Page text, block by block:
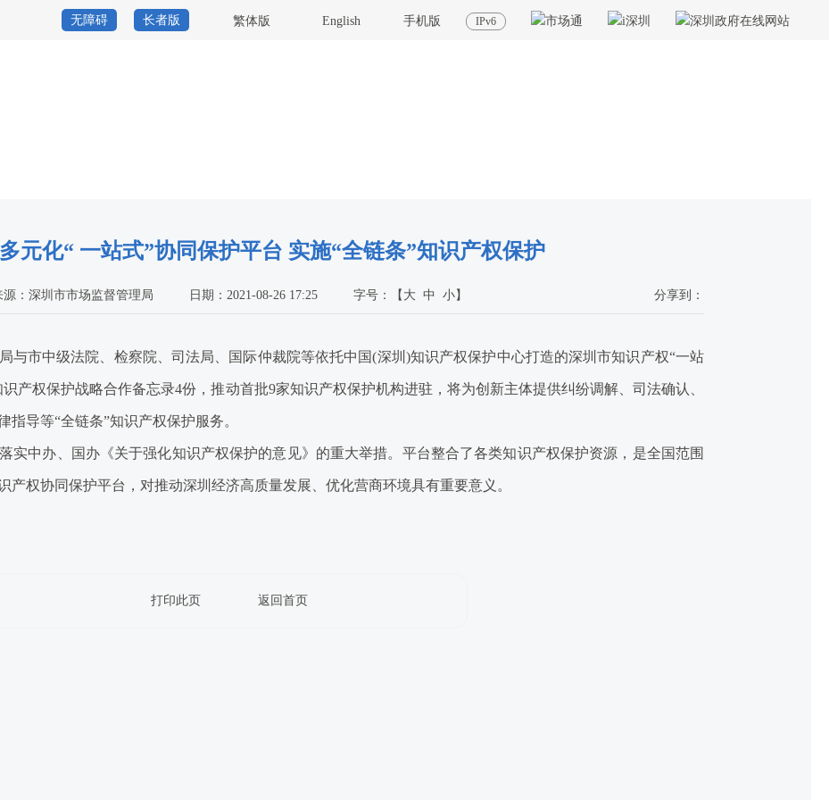
无障碍 长者版 繁体版 English 手机版 IPv6
元化“ 一站式”协同保护平台 实施“全链条”知识产权保护
： 深圳市市场监督管理局 日期：2021-08-26 17:25 字号： 【 大 中 小】 分享到：
市中级法院、检察院、司法局、国际仲裁院等依托中国(深圳)知识产权保护中心打造的深圳市知识产权“一站
产权保护战略合作备忘录4份，推动首批9家知识产权保护机构进驻，将为创新主体提供纠纷调解、司法确认、
导等“全链条”知识产权保护服务。
中办、国办《关于强化知识产权保护的意见》的重大举措。平台整合了各类知识产权保护资源，是全国范围
产权协同保护平台，对推动深圳经济高质量发展、优化营商环境具有重要意义。
打印此页 返回首页